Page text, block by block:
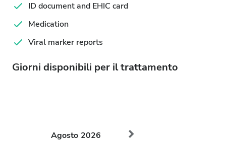
ID document and EHIC card
Medication
Viral marker reports
Giorni disponibili per il trattamento
Agosto 2026